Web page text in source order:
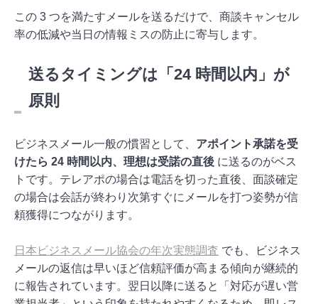
この 3 つを満たすメールを送るだけで、商談キャンセル
率の低減や当日の情報ミスの防止に寄与します。
送るタイミングは「24 時間以内」が
原則
ビジネスメール一般の慣習として、 アポイント承諾を受
けたら 24 時間以内、理想は受諾の直後 に送るのがベス
トです。テレアポの場合は電話を切った直後、面談確定
の場合は会話が終わり次第すぐにメールを打つ姿勢が信
頼獲得につながります。
日本ビジネスメール協会の年次実態調査 でも、ビジネス
メールの返信は早いほど信頼評価が高まる傾向が継続的
に報告されています。翌日以降に送ると「対応が遅い営